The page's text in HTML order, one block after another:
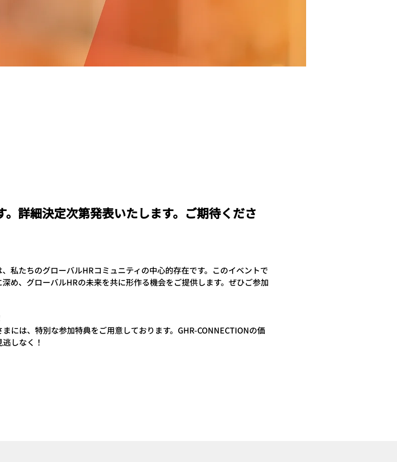
詳細決定次第発表いたします。ご期待くださ
私たちのグローバルHRコミュニティの中心的存在です。このイベントで
め、グローバルHRの未来を共に形作る機会をご提供します。ぜひご参加
には、特別な参加特典をご用意しております。GHR-CONNECTIONの価
しなく！